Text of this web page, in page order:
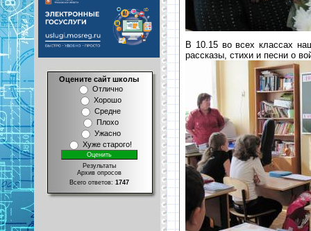
Оцените сайт школы
Отлично
Хорошо
Средне
Плохо
Ужасно
Хуже старого!
Результаты
Архив опросов
Всего ответов: 1747
В 10.15 во всех классах
рассказы, стихи и песни о